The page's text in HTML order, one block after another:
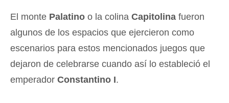
El monte Palatino o la colina Capitolina fueron
algunos de los espacios que ejercieron como
escenarios para estos mencionados juegos que
dejaron de celebrarse cuando así lo estableció el
emperador Constantino I.